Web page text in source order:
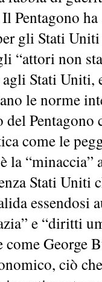
Pentagono
gli Stati Uniti
“attori non
Stati Uniti,
le norme
del Pentagono
come le
la “minaccia”
Stati Uniti
essendosi
e “diritti
George
ciò